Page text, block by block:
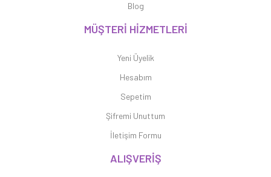
Blog
MÜŞTERİ HİZMETLERİ
Yeni Üyelik
Hesabım
Sepetim
Şifremi Unuttum
İletişim Formu
ALIŞVERİŞ